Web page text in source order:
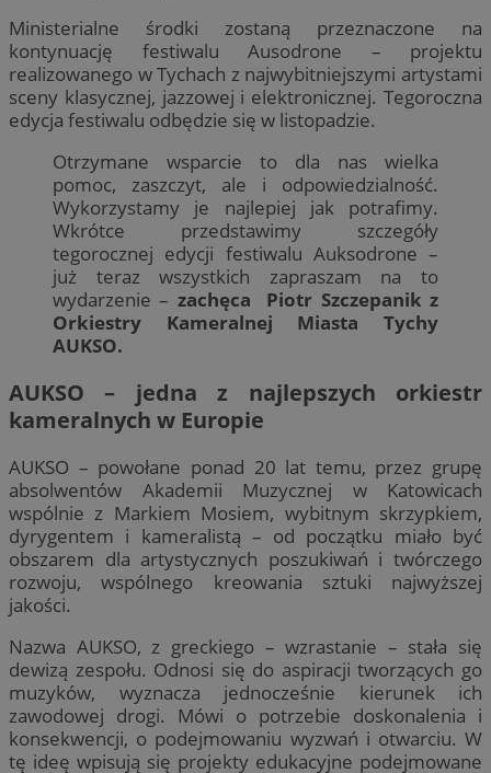
Ministerialne środki zostaną przeznaczone na
kontynuację festiwalu Ausodrone – projektu
realizowanego w Tychach z najwybitniejszymi artystami
sceny klasycznej, jazzowej i elektronicznej. Tegoroczna
edycja festiwalu odbędzie się w listopadzie.
Otrzymane wsparcie to dla nas wielka
pomoc, zaszczyt, ale i odpowiedzialność.
Wykorzystamy je najlepiej jak potrafimy.
Wkrótce przedstawimy szczegóły
tegorocznej edycji festiwalu Auksodrone –
już teraz wszystkich zapraszam na to
wydarzenie – zachęca Piotr Szczepanik z
Orkiestry Kameralnej Miasta Tychy
AUKSO.
AUKSO – jedna z najlepszych orkiestr
kameralnych w Europie
AUKSO – powołane ponad 20 lat temu, przez grupę
absolwentów Akademii Muzycznej w Katowicach
wspólnie z Markiem Mosiem, wybitnym skrzypkiem,
dyrygentem i kameralistą – od początku miało być
obszarem dla artystycznych poszukiwań i twórczego
rozwoju, wspólnego kreowania sztuki najwyższej
jakości.
Nazwa AUKSO, z greckiego – wzrastanie – stała się
dewizą zespołu. Odnosi się do aspiracji tworzących go
muzyków, wyznacza jednocześnie kierunek ich
zawodowej drogi. Mówi o potrzebie doskonalenia i
konsekwencji, o podejmowaniu wyzwań i otwarciu. W
tę ideę wpisują się projekty edukacyjne podejmowane